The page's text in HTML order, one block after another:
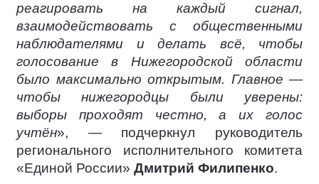
реагировать на каждый сигнал,
взаимодействовать с общественными
наблюдателями и делать всё, чтобы
голосование в Нижегородской области
было максимально открытым. Главное —
чтобы нижегородцы были уверены:
выборы проходят честно, а их голос
учтён», — подчеркнул руководитель
регионального исполнительного комитета
«Единой России» Дмитрий Филипенко.